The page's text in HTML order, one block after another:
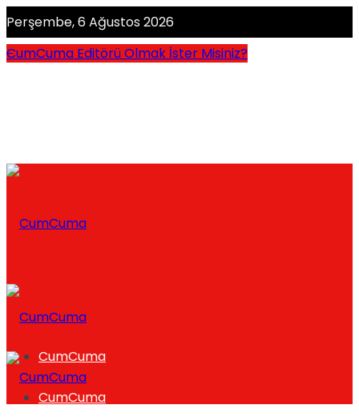
Perşembe, 6 Ağustos 2026
CumCuma Editörü Olmak İster Misiniz?
CumCuma
CumCuma